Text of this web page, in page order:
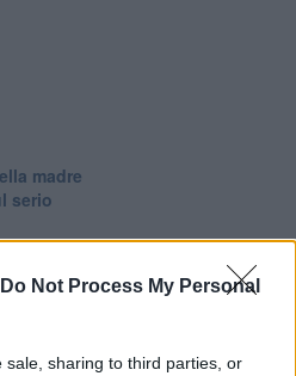
Do Not Process My Personal
sale, sharing to third parties, or
madre
serio
vorresti?